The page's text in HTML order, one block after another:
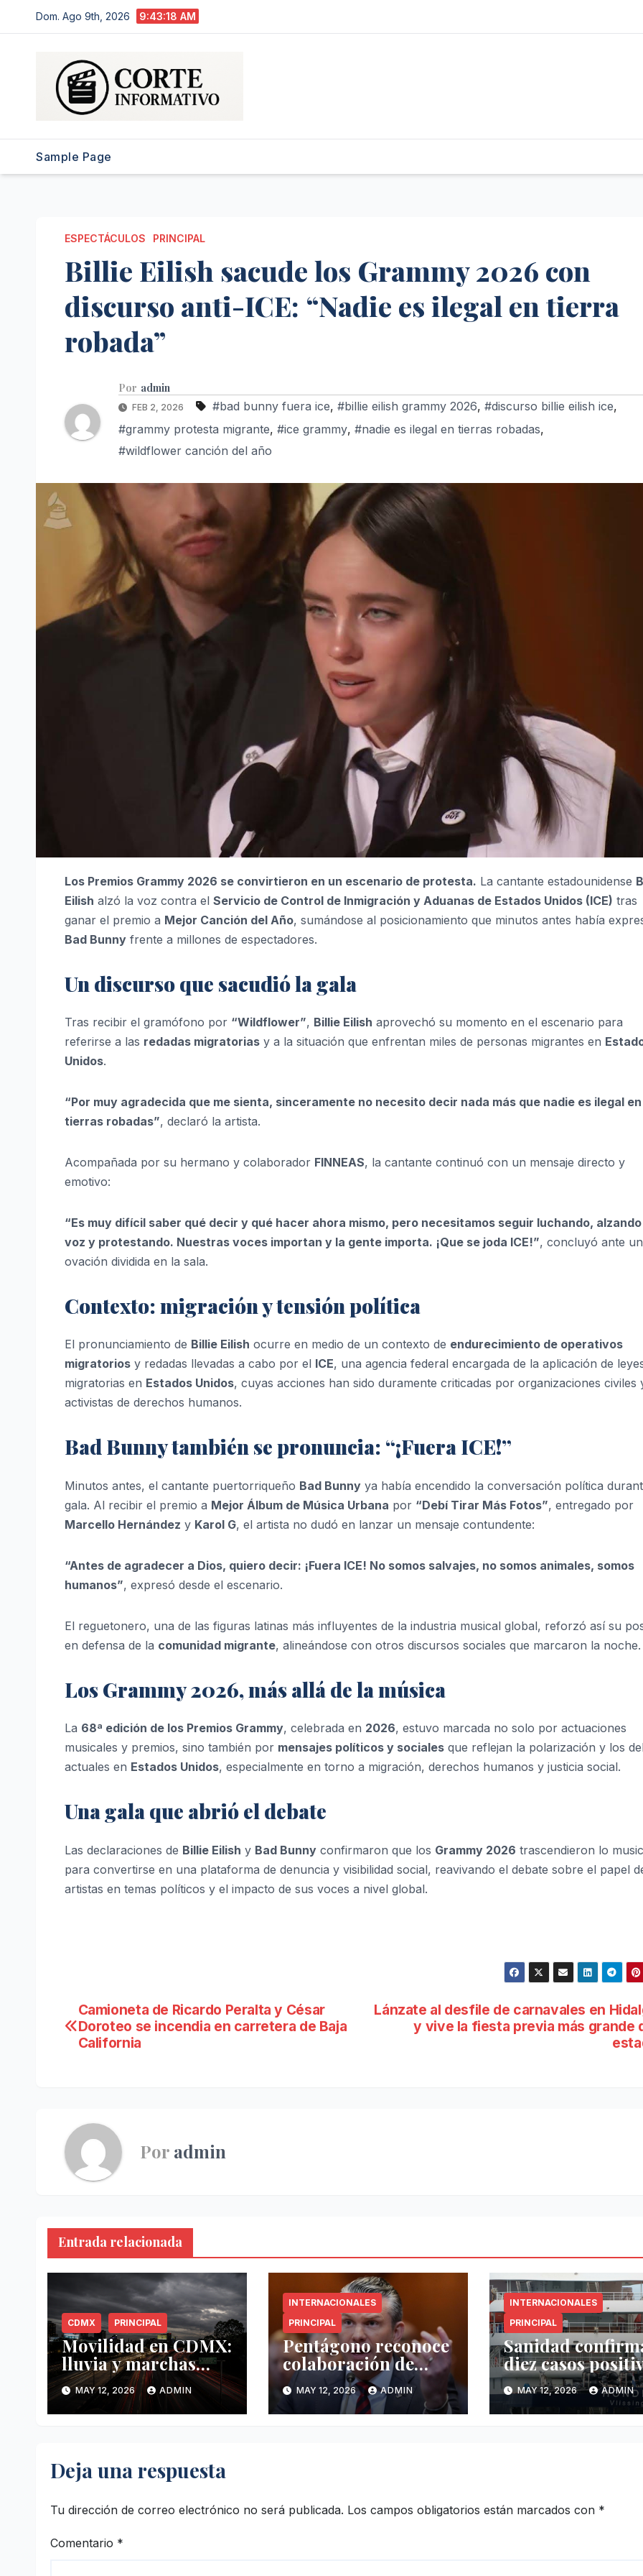
al
Dom. Ago 9th, 2026 9:43:19 AM
Sample Page
ESPECTÁCULOS PRINCIPAL
Billie Eilish sacude los Grammy 2026 con
discurso anti-ICE: “Nadie es ilegal en tierra
robada”
Por admin
FEB 2, 2026 #bad bunny fuera ice, #billie eilish grammy 2026, #discurso billie eilish ice,
#grammy protesta migrante, #ice grammy, #nadie es ilegal en tierras robadas,
#wildflower canción del año
Los Premios Grammy 2026 se convirtieron en un escenario de protesta. La cantante estadounidense
Eilish alzó la voz contra el Servicio de Control de Inmigración y Aduanas de Estados Unidos (ICE) tras
ganar el premio a Mejor Canción del Año, sumándose al posicionamiento que minutos antes había
Bad Bunny frente a millones de espectadores.
Un discurso que sacudió la gala
Tras recibir el gramófono por “Wildflower”, Billie Eilish aprovechó su momento en el escenario para
referirse a las redadas migratorias y a la situación que enfrentan miles de personas migrantes en
Unidos.
“Por muy agradecida que me sienta, sinceramente no necesito decir nada más que nadie es ilegal en
tierras robadas”, declaró la artista.
Acompañada por su hermano y colaborador FINNEAS, la cantante continuó con un mensaje directo y
emotivo:
“Es muy difícil saber qué decir y qué hacer ahora mismo, pero necesitamos seguir luchando, alzando
voz y protestando. Nuestras voces importan y la gente importa. ¡Que se joda ICE!”, concluyó ante
ovación dividida en la sala.
Contexto: migración y tensión política
El pronunciamiento de Billie Eilish ocurre en medio de un contexto de endurecimiento de operativos
migratorios y redadas llevadas a cabo por el ICE, una agencia federal encargada de la aplicación de
migratorias en Estados Unidos, cuyas acciones han sido duramente criticadas por organizaciones civiles
activistas de derechos humanos.
Bad Bunny también se pronuncia: “¡Fuera ICE!”
Minutos antes, el cantante puertorriqueño Bad Bunny ya había encendido la conversación política
gala. Al recibir el premio a Mejor Álbum de Música Urbana por “Debí Tirar Más Fotos”, entregado por
Marcello Hernández y Karol G, el artista no dudó en lanzar un mensaje contundente:
“Antes de agradecer a Dios, quiero decir: ¡Fuera ICE! No somos salvajes, no somos animales, somos
humanos”, expresó desde el escenario.
El reguetonero, una de las figuras latinas más influyentes de la industria musical global, reforzó así su
en defensa de la comunidad migrante, alineándose con otros discursos sociales que marcaron la noche.
Los Grammy 2026, más allá de la música
La 68ª edición de los Premios Grammy, celebrada en 2026, estuvo marcada no solo por actuaciones
musicales y premios, sino también por mensajes políticos y sociales que reflejan la polarización y los
actuales en Estados Unidos, especialmente en torno a migración, derechos humanos y justicia social.
Una gala que abrió el debate
Las declaraciones de Billie Eilish y Bad Bunny confirmaron que los Grammy 2026 trascendieron lo
para convertirse en una plataforma de denuncia y visibilidad social, reavivando el debate sobre el papel
artistas en temas políticos y el impacto de sus voces a nivel global.
Navegación
de
Lánzate al desfile de carnavales en
y vive la fiesta previa más grande
Camioneta de Ricardo Peralta y César
Doroteo se incendia en carretera de Baja
California
Por admin
Entrada relacionada
CDMX PRINCIPAL
Movilidad en CDMX:
lluvia y marchas
complican tráfico
este 12 de mayo
MAY 12, 2026 ADMIN
INTERNACIONALES
PRINCIPAL
Pentágono reconoce
colaboración de
México pero exige
mayor operatividad
antidrogas
MAY 12, 2026 ADMIN
INTERNACIONALES
PRINCIPAL
Sanidad
diez casos
de hantavirus
vinculados al
crucero MV
MAY 12, 2026 ADMIN
Deja una respuesta
Tu dirección de correo electrónico no será publicada. Los campos obligatorios están marcados con *
Comentario *